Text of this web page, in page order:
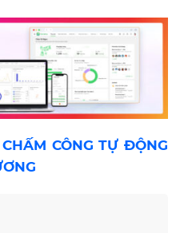
CÔNG TỰ ĐỘNG